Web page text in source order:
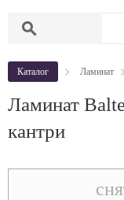
search
Каталог Ламинат
Ламинат
кантри